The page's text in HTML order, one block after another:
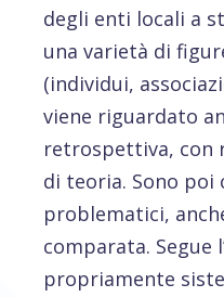
degli enti locali a
una varietà di
(individui,
viene riguardato
retrospettiva, con
di teoria. Sono
problematici,
comparata. Segue
propriamente